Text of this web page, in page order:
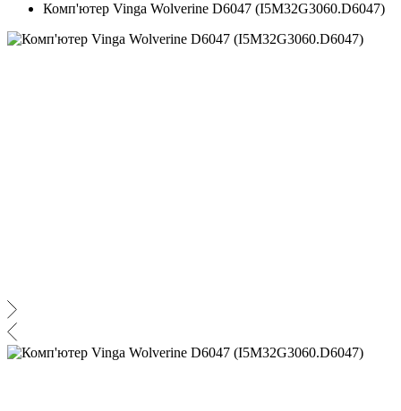
Комп'ютер Vinga Wolverine D6047 (I5M32G3060.D6047)